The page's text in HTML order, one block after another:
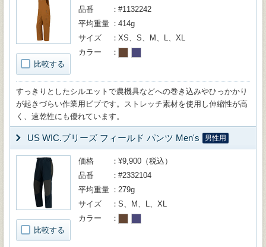
比較する
品番
#1132242
平均重量
414g
サイズ
XS、S、M、L、XL
カラー
すっきりとしたシルエットで農機具などへの巻き込みやひっかかり
が起きづらい作業用ビブです。ストレッチ素材を使用し伸縮性が高
く、速乾性にも優れています。
US WIC.ブリーズ フィールド パンツ Men's 男性用
比較する
価格
¥9,900（税込）
品番
#2332104
平均重量
279g
サイズ
S、M、L、XL
カラー